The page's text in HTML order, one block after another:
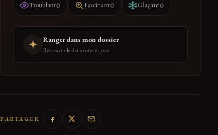
Troublant0 Fascinant0 Glaçant0
Ranger dans mon dossier
Retrouvez-le dans votre espace
PARTAGER